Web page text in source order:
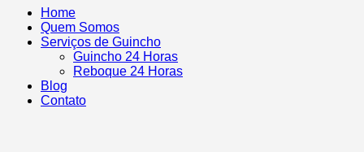
Home
Quem Somos
Serviços de Guincho
Guincho 24 Horas
Reboque 24 Horas
Blog
Contato